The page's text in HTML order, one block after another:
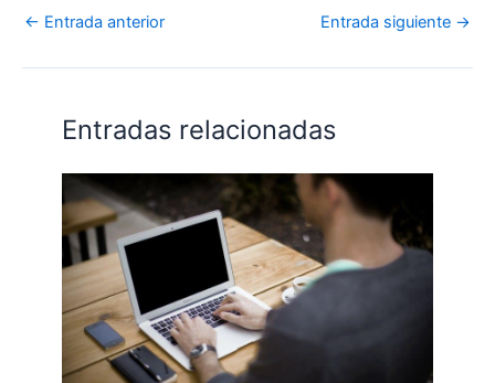
← Entrada anterior Entrada siguiente →
Entradas relacionadas